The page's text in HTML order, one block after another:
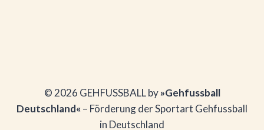
© 2026 GEHFUSSBALL by»Gehfussball
Deutschland« – Förderung der Sportart Gehfussball
in Deutschland